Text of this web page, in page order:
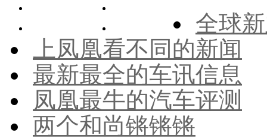
全球
上凤凰看不同的新闻
最新最全的车讯信息
凤凰最牛的汽车评测
两个和尚锵锵锵